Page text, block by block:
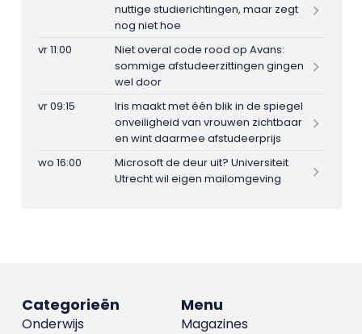
nuttige studierichtingen, maar zegt
nog niet hoe
vr 11:00
Niet overal code rood op Avans:
sommige afstudeerzittingen gingen
wel door
vr 09:15
Iris maakt met één blik in de spiegel
onveiligheid van vrouwen zichtbaar
en wint daarmee afstudeerprijs
wo 16:00
Microsoft de deur uit? Universiteit
Utrecht wil eigen mailomgeving
Menu
Magazines
Categorieën
Onderwijs